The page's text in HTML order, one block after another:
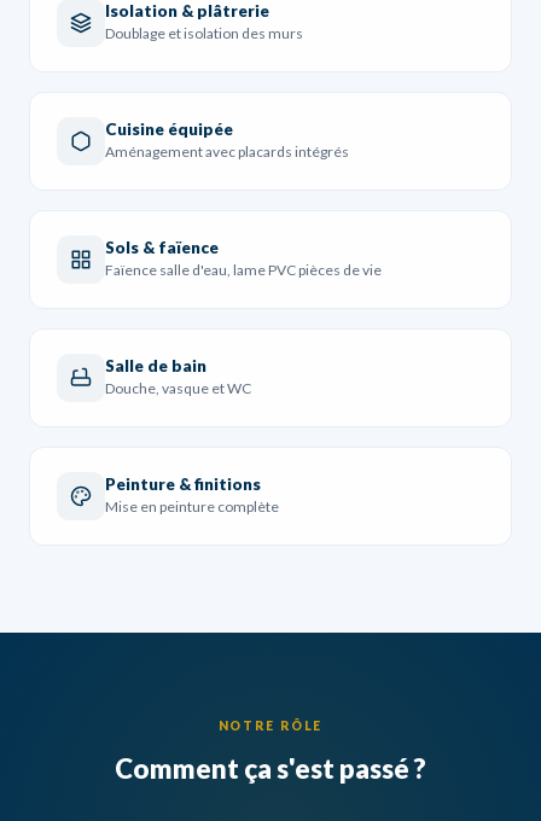
Isolation & plâtrerie
Doublage et isolation des murs
Cuisine équipée
Aménagement avec placards intégrés
Sols & faïence
Faïence salle d'eau, lame PVC pièces de vie
Salle de bain
Douche, vasque et WC
Peinture & finitions
Mise en peinture complète
NOTRE RÔLE
Comment ça s'est passé ?